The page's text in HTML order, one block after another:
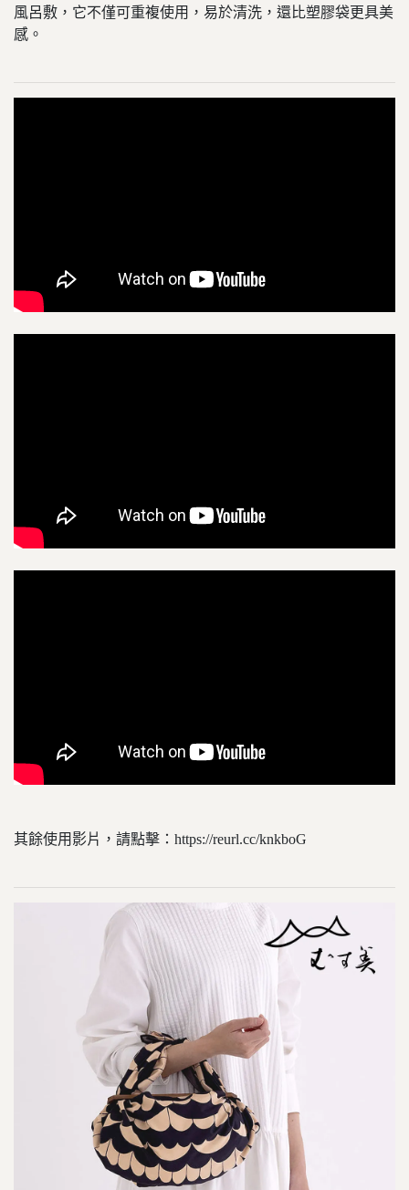
風呂敷，它不僅可重複使用，易於清洗，還比塑膠袋更具美
感。
其餘使用影片，請點擊：https://reurl.cc/knkboG